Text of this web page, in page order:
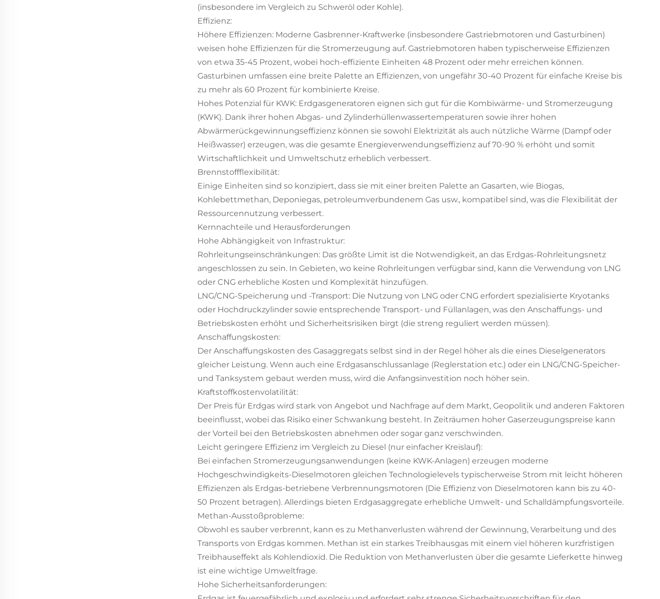
(insbesondere im Vergleich zu Schweröl oder Kohle).
Effizienz:
Höhere Effizienzen: Moderne Gasbrenner-Kraftwerke (insbesondere Gastriebmotoren und Gasturbinen)
weisen hohe Effizienzen für die Stromerzeugung auf. Gastriebmotoren haben typischerweise Effizienzen
von etwa 35-45 Prozent, wobei hoch-effiziente Einheiten 48 Prozent oder mehr erreichen können.
Gasturbinen umfassen eine breite Palette an Effizienzen, von ungefähr 30-40 Prozent für einfache Kreise bis
zu mehr als 60 Prozent für kombinierte Kreise.
Hohes Potenzial für KWK: Erdgasgeneratoren eignen sich gut für die Kombiwärme- und Stromerzeugung
(KWK). Dank ihrer hohen Abgas- und Zylinderhüllenwassertemperaturen sowie ihrer hohen
Abwärmerückgewinnungseffizienz können sie sowohl Elektrizität als auch nützliche Wärme (Dampf oder
Heißwasser) erzeugen, was die gesamte Energieverwendungseffizienz auf 70-90 % erhöht und somit
Wirtschaftlichkeit und Umweltschutz erheblich verbessert.
Brennstoffflexibilität:
Einige Einheiten sind so konzipiert, dass sie mit einer breiten Palette an Gasarten, wie Biogas,
Kohlebettmethan, Deponiegas, petroleumverbundenem Gas usw., kompatibel sind, was die Flexibilität der
Ressourcennutzung verbessert.
Kernnachteile und Herausforderungen
Hohe Abhängigkeit von Infrastruktur:
Rohrleitungseinschränkungen: Das größte Limit ist die Notwendigkeit, an das Erdgas-Rohrleitungsnetz
angeschlossen zu sein. In Gebieten, wo keine Rohrleitungen verfügbar sind, kann die Verwendung von LNG
oder CNG erhebliche Kosten und Komplexität hinzufügen.
LNG/CNG-Speicherung und -Transport: Die Nutzung von LNG oder CNG erfordert spezialisierte Kryotanks
oder Hochdruckzylinder sowie entsprechende Transport- und Füllanlagen, was den Anschaffungs- und
Betriebskosten erhöht und Sicherheitsrisiken birgt (die streng reguliert werden müssen).
Anschaffungskosten:
Der Anschaffungskosten des Gasaggregats selbst sind in der Regel höher als die eines Dieselgenerators
gleicher Leistung. Wenn auch eine Erdgasanschlussanlage (Reglerstation etc.) oder ein LNG/CNG-Speicher-
und Tanksystem gebaut werden muss, wird die Anfangsinvestition noch höher sein.
Kraftstoffkostenvolatilität:
Der Preis für Erdgas wird stark von Angebot und Nachfrage auf dem Markt, Geopolitik und anderen Faktoren
beeinflusst, wobei das Risiko einer Schwankung besteht. In Zeiträumen hoher Gaserzeugungspreise kann
der Vorteil bei den Betriebskosten abnehmen oder sogar ganz verschwinden.
Leicht geringere Effizienz im Vergleich zu Diesel (nur einfacher Kreislauf):
Bei einfachen Stromerzeugungsanwendungen (keine KWK-Anlagen) erzeugen moderne
Hochgeschwindigkeits-Dieselmotoren gleichen Technologielevels typischerweise Strom mit leicht höheren
Effizienzen als Erdgas-betriebene Verbrennungsmotoren (Die Effizienz von Dieselmotoren kann bis zu 40-
50 Prozent betragen). Allerdings bieten Erdgasaggregate erhebliche Umwelt- und Schalldämpfungsvorteile.
Methan-Ausstoßprobleme:
Obwohl es sauber verbrennt, kann es zu Methanverlusten während der Gewinnung, Verarbeitung und des
Transports von Erdgas kommen. Methan ist ein starkes Treibhausgas mit einem viel höheren kurzfristigen
Treibhauseffekt als Kohlendioxid. Die Reduktion von Methanverlusten über die gesamte Lieferkette hinweg
ist eine wichtige Umweltfrage.
Hohe Sicherheitsanforderungen: